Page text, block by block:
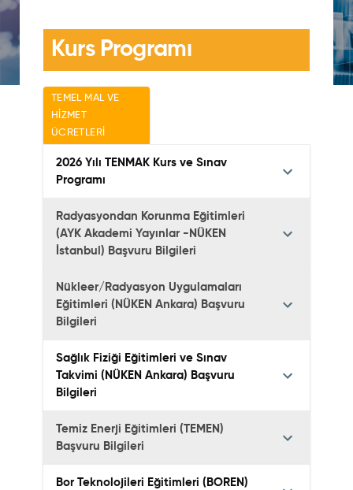
Kurs Programı
TEMEL MAL VE
HIZMET
ÜCRETLERI
2026 Yılı TENMAK Kurs ve Sınav
Programı
Radyasyondan Korunma Eğitimleri
(AYK Akademi Yayınlar -NÜKEN
İstanbul) Başvuru Bilgileri
Nükleer/Radyasyon Uygulamaları
Eğitimleri (NÜKEN Ankara) Başvuru
Bilgileri
Sağlık Fiziği Eğitimleri ve Sınav
Takvimi (NÜKEN Ankara) Başvuru
Bilgileri
Temiz Enerji Eğitimleri (TEMEN)
Başvuru Bilgileri
Bor Teknolojileri Eğitimleri (BOREN)